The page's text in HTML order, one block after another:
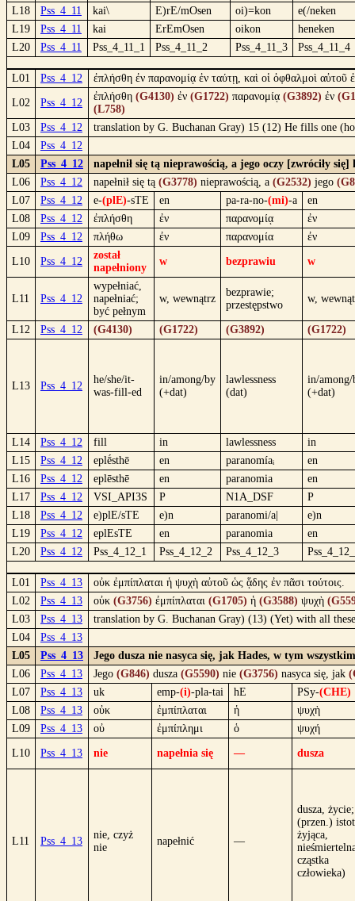
L18
Pss_4_11 kai\ E)rE/mOsen oi)=kon
e(/neken
L19
Pss_4_11 kai ErEmOsen oikon
heneken
L20
Pss_4_11 Pss_4_11_1 Pss_4_11_2 Pss_4_11_3 Pss_4_11_4
L01 Pss_4_12 ἐπλήσθη ἐν παρανομίᾳ ἐν ταύτῃ, καὶ οἱ ὀφθαλμοὶ αὐτοῦ
L02 Pss_4_12
ἐπλήσθη (G4130) ἐν (G1722) παρανομίᾳ (G3892) ἐν
(L758)
L03
Pss_4_12
translation by G. Buchanan Gray) 15 (12) He fills one
L04
Pss_4_12
L05
Pss_4_12
napełnił się tą nieprawością, a jego oczy [zwróciły
L06
Pss_4_12 napełnił się tą (G3778) nieprawością, a (G2532) jego
L07
Pss_4_12 e-(plE)-sTE en pa-ra-no-(mi)-a
en
L08
Pss_4_12 ἐπλήσθη ἐν παρανομίᾳ
ἐν
L09
Pss_4_12 πλήθω ἐν παρανομία ἐν
L10 Pss_4_12
został
napełniony
w bezprawiu w
L11 Pss_4_12
wypełniać,
napełniać;
być pełnym
w, wewnątrz
bezprawie;
przestępstwo
w,
L12 Pss_4_12 (G4130) (G1722) (G3892) (G1722)
L13 Pss_4_12
he/she/it-
was-fill-ed
in/among/by
(+dat)
lawlessness
(dat)
in/among/
(+dat)
L14 Pss_4_12 fill in lawlessness
in
L15
Pss_4_12 eplḗsthē en paranomíaᵢ
en
L16
Pss_4_12 eplēsthē en paranomia
en
L17
Pss_4_12 VSI_API3S P N1A_DSF
P
L18
Pss_4_12 e)plE/sTE e)n paranomi/a|
e)n
L19
Pss_4_12 eplEsTE en paranomia
en
L20
Pss_4_12 Pss_4_12_1 Pss_4_12_2 Pss_4_12_3
L01 Pss_4_13
οὐκ ἐμπίπλαται ἡ ψυχὴ αὐτοῦ ὡς ᾅδης ἐν πᾶσι τούτοις.
L02
Pss_4_13 οὐκ (G3756) ἐμπίπλαται (G1705) ἡ (G3588) ψυχὴ
L03
Pss_4_13
translation by G. Buchanan Gray) (13) (Yet) with all
L04
Pss_4_13
L05
Pss_4_13
Jego dusza nie nasyca się, jak Hades, w tym
L06
Pss_4_13 Jego (G846) dusza (G5590) nie (G3756) nasyca się, jak
L07
Pss_4_13 uk emp-(i)-pla-tai hE PSy-(CHE)
L08
Pss_4_13 οὐκ ἐμπίπλαται ἡ
ψυχὴ
L09
Pss_4_13 οὐ ἐμπίπλημι ὁ ψυχή
L10 Pss_4_13 nie napełnia się — dusza
L11 Pss_4_13
nie, czyż
nie
napełnić —
dusza, życie;
(przen.)
żyjąca,
cząstka
człowieka)